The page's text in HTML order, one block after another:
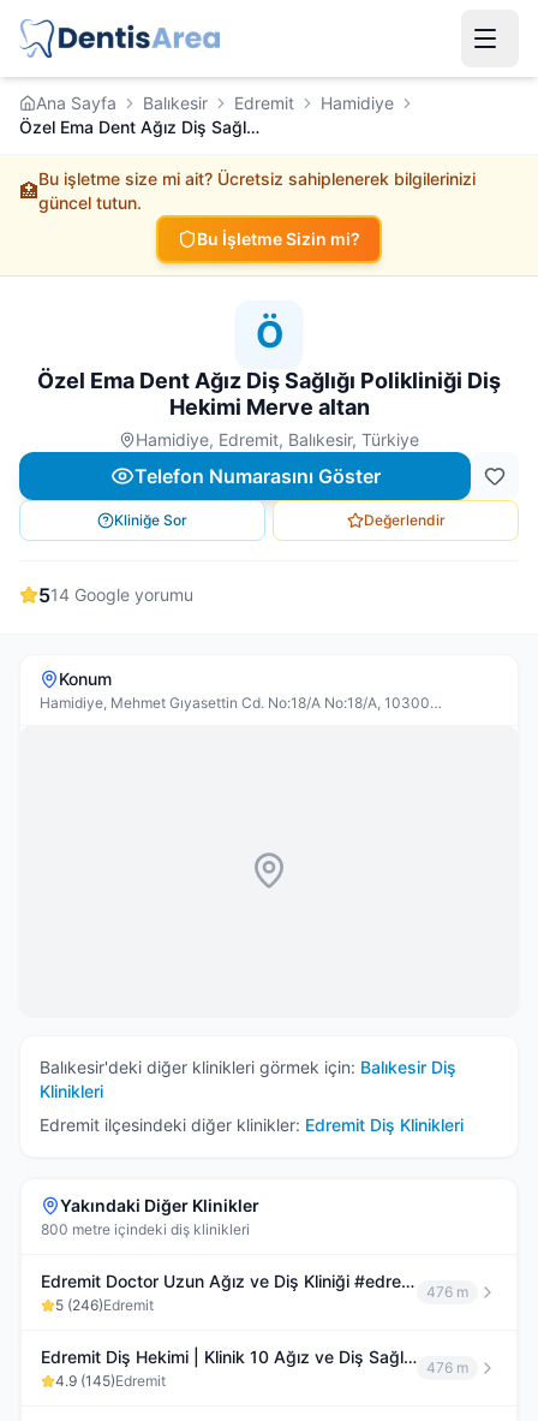
Ana Sayfa Balıkesir Edremit
Hamidiye
Özel Ema Dent Ağız Diş Sağlığı Polikliniği Diş Hekimi Merve altan
🏥
Bu işletme size mi ait? Ücretsiz sahiplenerek bilgilerinizi
güncel tutun.
Bu İşletme Sizin mi?
Ö
Özel Ema Dent Ağız Diş Sağlığı Polikliniği Diş
Hekimi Merve altan
Hamidiye, Edremit, Balıkesir, Türkiye
Telefon Numarasını Göster
Kliniğe Sor Değerlendir
514 Google yorumu
Konum
Hamidiye, Mehmet Gıyasettin Cd. No:18/A No:18/A, 10300
Balıkesir'deki diğer klinikleri görmek için: Balıkesir Diş
Klinikleri
Edremit ilçesindeki diğer klinikler: Edremit Diş Klinikleri
Yakındaki Diğer Klinikler
800 metre içindeki diş klinikleri
Edremit Doctor Uzun Ağız ve Diş Kliniği #edremitdişkliniği #edremitdişhekimi
5 (246)Edremit
476 m
Edremit Diş Hekimi | Klinik 10 Ağız ve Diş Sağlığı Polikliniği | Diş Doktoru | Diş Kliniği
4.9 (145)Edremit
476 m